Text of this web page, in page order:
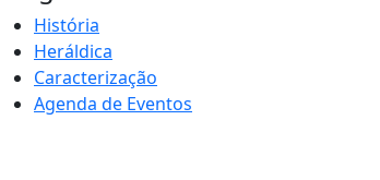
História
Heráldica
Caracterização
Agenda de Eventos